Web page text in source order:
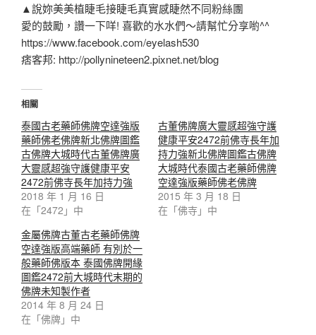
▲說妳美美植睫毛接睫毛真實感睫然不同粉絲團
愛的鼓勵，讚一下咩! 喜歡的水水們～請幫忙分享喲^^
https://www.facebook.com/eyelash530
痞客邦: http://pollynineteen2.pixnet.net/blog
相關
泰國古老藥師佛牌空達強版
藥師佛老佛牌新北佛牌圖鑑
古佛牌大城時代古董佛牌廣
大靈感超強守護健康平安
2472前佛寺長年加持力強
2018 年 1 月 16 日
在「2472」中
古董佛牌廣大靈感超強守護
健康平安2472前佛寺長年加
持力強新北佛牌圖鑑古佛牌
大城時代泰國古老藥師佛牌
空達強版藥師佛老佛牌
2015 年 3 月 18 日
在「佛寺」中
金屬佛牌古董古老藥師佛牌
空達強版高端藥師 有別於一
般藥師佛版本 泰國佛牌開緣
圖鑑2472前大城時代末期的
佛牌未知製作者
2014 年 8 月 24 日
在「佛牌」中